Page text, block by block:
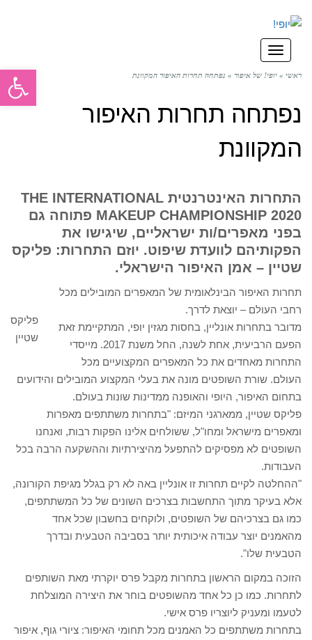
תפריט
ראשי » יופי! של איפור » נפתחה תחרות האיפור המקוונת
נפתחה תחרות האיפור
המקוונת
התחרות האינטרנטית THE INTERNATIONAL
MAKEUP CHAMPIONSHIP 2020 פתוחה גם
בפני מאפרים/ות ישראליים, שיגישו את
הפקותיהם לוועדת שיפוט. יוזם התחרות: פליקס
שטיין – אמן האיפור הישראלי.
פליקס
שטיין
תחרות האיפור הבינלאומית של המאפרים המובילים מכל
רחבי העולם – יוצאת לדרך.
מדובר בתחרות אונליין, בחסות מגזין יופי, המתקיימת זאת
הפעם הרביעית, אחת לשנה, החל משנת 2017. מייסדי
התחרות מאחדים את כל המאפרים המקצועיים מכל
העולם. שורת השופטים מונה את בעלי המקצוע המובילים והידועים
בתחום האיפור, היופי והאופנה ממדינות שונות בעולם.
פליקס שטיין, ממארגני המיזם: "בתחרות משתתפים מאפרות
ומאפרים מישראל ומחו"ל, ששולחים אלינו הפקות רבות, ואנחנו
השופטים לא מפסיקים להתפעל מהיצירתיות וההשקעה הרבה בכל
העבודות.
"ההחלטה לקיים תחרות זו אונליין באה לא רק בגלל מגיפת הקורונה,
אלא בעיקר מתוך התחשבות בצרכים השונים של כל המשתתפים,
כמו גם בצרכיהם של השופטים, ולוקחים בחשבון שכל אחד
מהאמנים יוצר עבודה איכותית יותר בסביבה הטבעית ובדרך
הטבעית שלו".
הזוכה במקום הראשון בתחרות מקבל פרס יוקרתי מאת השותפים
לתחרות. כמו כן כל אחד מהשופטים בוחר את היצירה המוצלחת
לטעמו ומעניק ליוצריו פרס אישי.
בתחרות משתתפים כל האמנים מכל תחומי האיפור: ציורי גוף, איפור
פתח